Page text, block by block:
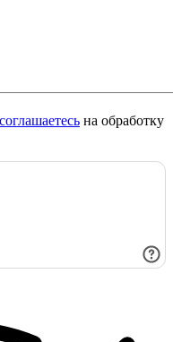
соглашаетесь на обработку